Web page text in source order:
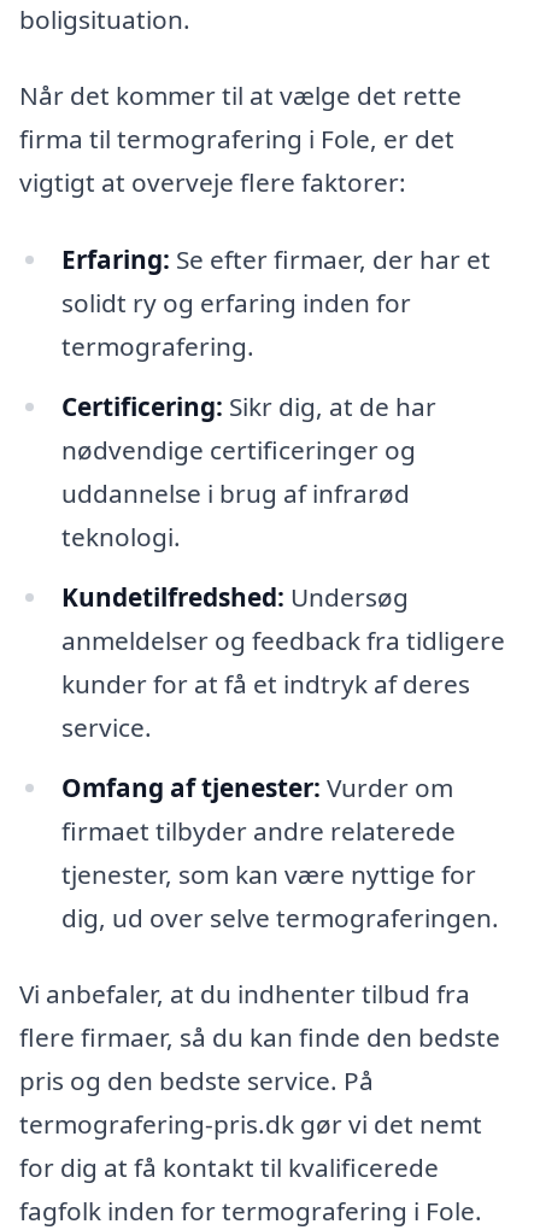
boligsituation.
Når det kommer til at vælge det rette
firma til termografering i Fole, er det
vigtigt at overveje flere faktorer:
Erfaring: Se efter firmaer, der har et
solidt ry og erfaring inden for
termografering.
Certificering: Sikr dig, at de har
nødvendige certificeringer og
uddannelse i brug af infrarød
teknologi.
Kundetilfredshed: Undersøg
anmeldelser og feedback fra tidligere
kunder for at få et indtryk af deres
service.
Omfang af tjenester: Vurder om
firmaet tilbyder andre relaterede
tjenester, som kan være nyttige for
dig, ud over selve termograferingen.
Vi anbefaler, at du indhenter tilbud fra
flere firmaer, så du kan finde den bedste
pris og den bedste service. På
termografering-pris.dk gør vi det nemt
for dig at få kontakt til kvalificerede
fagfolk inden for termografering i Fole.